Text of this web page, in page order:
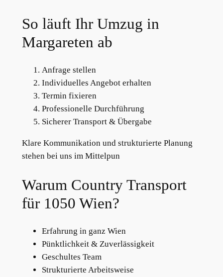
So läuft Ihr Umzug in
Margareten ab
Anfrage stellen
Individuelles Angebot erhalten
Termin fixieren
Professionelle Durchführung
Sicherer Transport & Übergabe
Klare Kommunikation und strukturierte Planung
stehen bei uns im Mittelpun
Warum Country Transport
für 1050 Wien?
Erfahrung in ganz Wien
Pünktlichkeit & Zuverlässigkeit
Geschultes Team
Strukturierte Arbeitsweise